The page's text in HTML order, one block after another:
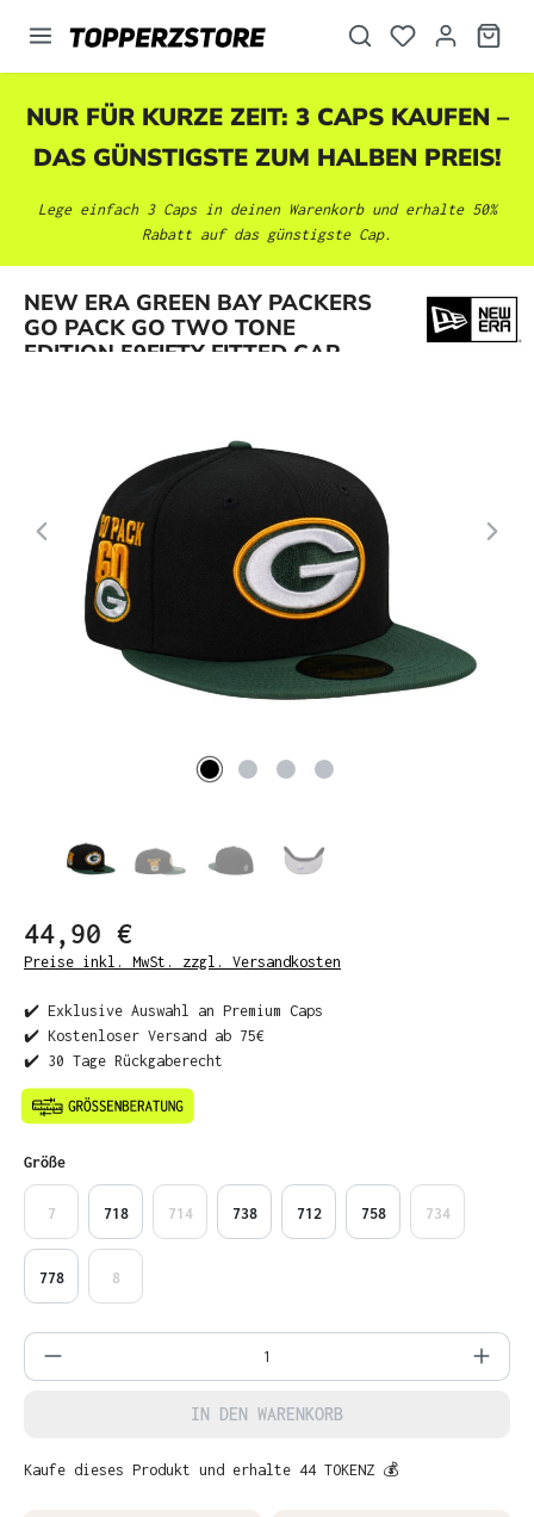
springen
NUR FÜR KURZE ZEIT: 3 CAPS KAUFEN –
DAS GÜNSTIGSTE ZUM HALBEN PREIS!
Lege einfach 3 Caps in deinen Warenkorb und erhalte 50%
Rabatt auf das günstigste Cap.
NEW ERA GREEN BAY PACKERS
GO PACK GO TWO TONE
EDITION 59FIFTY FITTED CAP
Bildergalerie überspringen
44,90 €
Preise inkl. MwSt. zzgl. Versandkosten
✔️ Exklusive Auswahl an Premium Caps
✔️ Kostenloser Versand ab 75€
✔️ 30 Tage Rückgaberecht
Größeauswählen
7 718 714 738 712 758 734
778 8
Produkt Anzahl: Gib den gewünschten
IN DEN WARENKORB
Kaufe dieses Produkt und erhalte 44 TOKENZ 💰